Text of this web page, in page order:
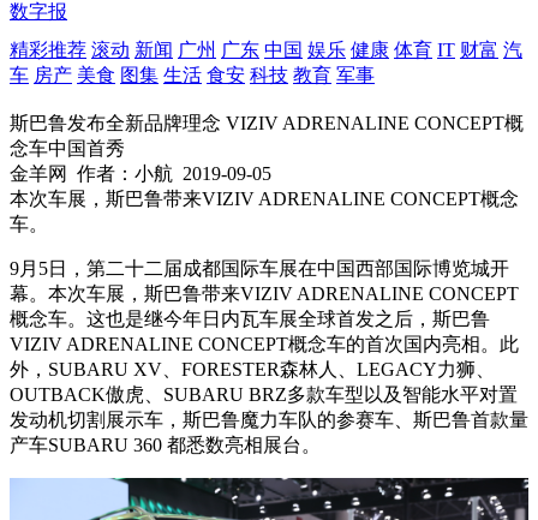
数字报
精彩推荐 滚动 新闻 广州 广东 中国 娱乐 健康 体育 IT 财富 汽
车 房产 美食 图集 生活 食安 科技 教育 军事
斯巴鲁发布全新品牌理念 VIZIV ADRENALINE CONCEPT概
念车中国首秀
金羊网
作者：小航 2019-09-05
本次车展，斯巴鲁带来VIZIV ADRENALINE CONCEPT概念
车。
9月5日，第二十二届成都国际车展在中国西部国际博览城开
幕。本次车展，斯巴鲁带来VIZIV ADRENALINE CONCEPT
概念车。这也是继今年日内瓦车展全球首发之后，斯巴鲁
VIZIV ADRENALINE CONCEPT概念车的首次国内亮相。此
外，SUBARU XV、FORESTER森林人、LEGACY力狮、
OUTBACK傲虎、SUBARU BRZ多款车型以及智能水平对置
发动机切割展示车，斯巴鲁魔力车队的参赛车、斯巴鲁首款量
产车SUBARU 360 都悉数亮相展台。